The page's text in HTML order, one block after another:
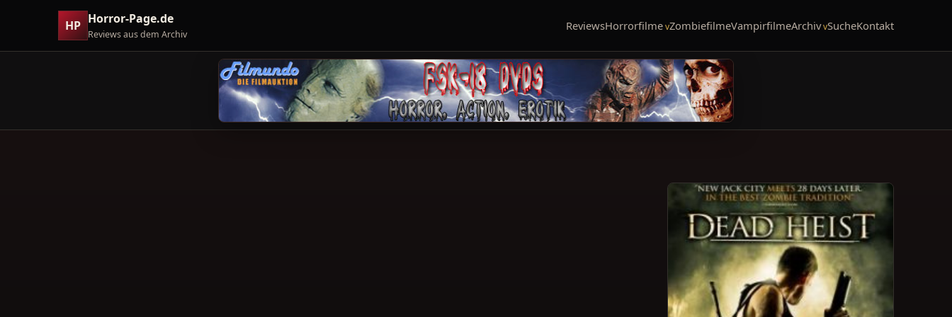
HP Horror-Page.de
Reviews aus dem Archiv
ReviewsHorrorfilme ZombiefilmeVampirfilmeArchiv SucheKontakt